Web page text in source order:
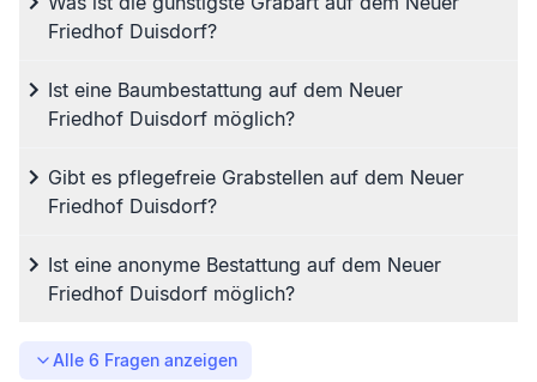
Friedhof Duisdorf?
Ist eine Baumbestattung auf dem Neuer
Friedhof Duisdorf möglich?
Gibt es pflegefreie Grabstellen auf dem Neuer
Friedhof Duisdorf?
Ist eine anonyme Bestattung auf dem Neuer
Friedhof Duisdorf möglich?
Alle 6 Fragen anzeigen